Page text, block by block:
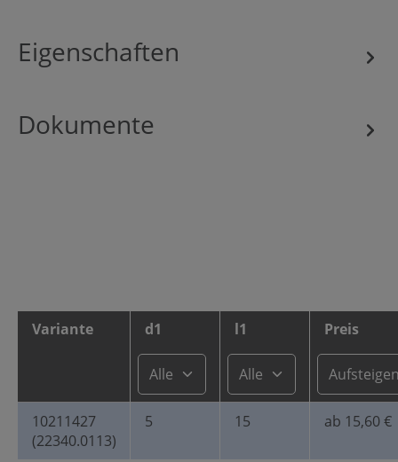
Eigenschaften
Dokumente
Variante d1 l1 Preis
10211427
(22340.0113)
5 15 ab 15,60 €